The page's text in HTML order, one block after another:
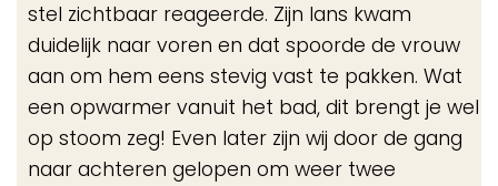
stel zichtbaar reageerde. Zijn lans kwam
duidelijk naar voren en dat spoorde de vrouw
aan om hem eens stevig vast te pakken. Wat
een opwarmer vanuit het bad, dit brengt je wel
op stoom zeg! Even later zijn wij door de gang
naar achteren gelopen om weer twee